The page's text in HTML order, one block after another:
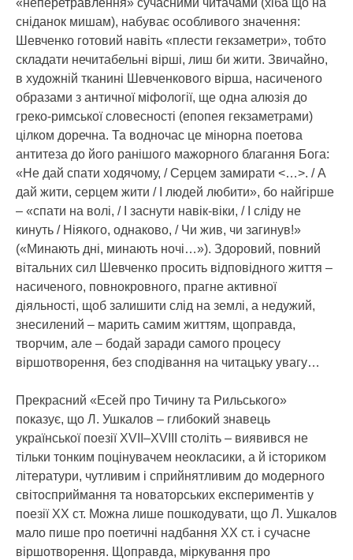
сніданок мишам), набуває особливого значення:
Шевченко готовий навіть «плести гекзаметри», тобто
складати нечитабельні вірші, лиш би жити. Звичайно,
в художній тканині Шевченкового вірша, насиченого
образами з античної міфології, ще одна алюзія до
греко-римської словесності (епопея гекзаметрами)
цілком доречна. Та водночас це мінорна поетова
антитеза до його ранішого мажорного благання Бога:
«Не дай спати ходячому, / Серцем замирати <…>. / А
дай жити, серцем жити / І людей любити», бо найгірше
– «спати на волі, / І заснути навік-віки, / І сліду не
кинуть / Ніякого, однаково, / Чи жив, чи загинув!»
(«Минають дні, минають ночі…»). Здоровий, повний
вітальних сил Шевченко просить відповідного життя –
насиченого, повнокровного, прагне активної
діяльності, щоб залишити слід на землі, а недужий,
знесилений – марить самим життям, щоправда,
творчим, але – бодай заради самого процесу
віршотворення, без сподівання на читацьку увагу…
Прекрасний «Есей про Тичину та Рильського»
показує, що Л. Ушкалов – глибокий знавець
української поезії XVII–XVIII століть – виявився не
тільки тонким поцінувачем неокласики, а й істориком
літератури, чутливим і сприйнятливим до модерного
світосприймання та новаторських експериментів у
поезії ХХ ст. Можна лише пошкодувати, що Л. Ушкалов
мало пише про поетичні надбання ХХ ст. і сучасне
віршотворення. Щоправда, міркування про